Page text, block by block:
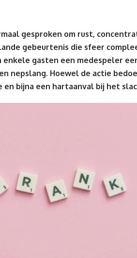
gesproken om rust,
gebeurtenis die sfeer
gasten een medespeler
nepslang. Hoewel de actie
bijna een hartaanval bij het